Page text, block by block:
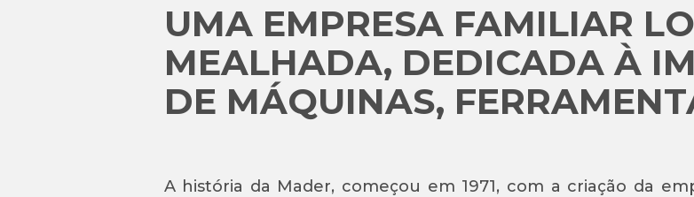
UMA EMPRESA FAMILIAR
MEALHADA, DEDICADA À
DE MÁQUINAS,
A história da Mader, começou em 1971, com a criação da